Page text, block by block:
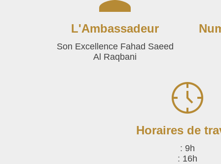
L'Ambassadeur
Son Excellence Fahad Saeed
Al Raqbani
Horaires de
: 9h
: 16h